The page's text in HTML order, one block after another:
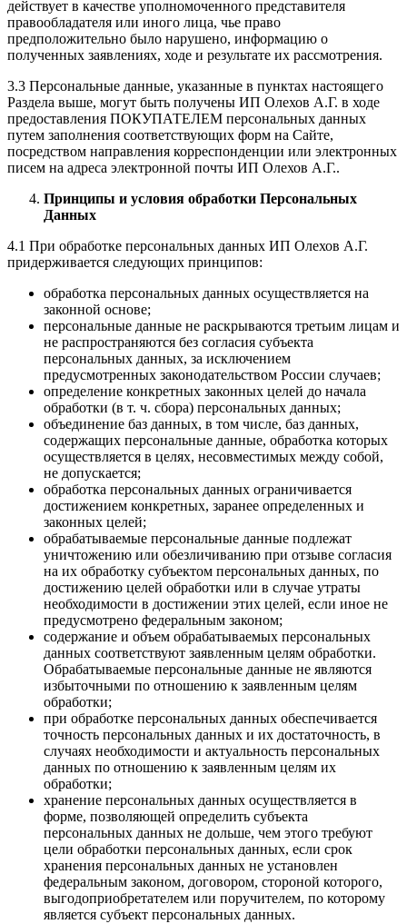
действует в качестве уполномоченного представителя
правообладателя или иного лица, чье право
предположительно было нарушено, информацию о
полученных заявлениях, ходе и результате их рассмотрения.
3.3 Персональные данные, указанные в пунктах настоящего
Раздела выше, могут быть получены ИП Олехов А.Г. в ходе
предоставления ПОКУПАТЕЛЕМ персональных данных
путем заполнения соответствующих форм на Сайте,
посредством направления корреспонденции или электронных
писем на адреса электронной почты ИП Олехов А.Г..
Принципы и условия обработки Персональных
Данных
4.1 При обработке персональных данных ИП Олехов А.Г.
придерживается следующих принципов:
обработка персональных данных осуществляется на
законной основе;
персональные данные не раскрываются третьим лицам и
не распространяются без согласия субъекта
персональных данных, за исключением
предусмотренных законодательством России случаев;
определение конкретных законных целей до начала
обработки (в т. ч. сбора) персональных данных;
объединение баз данных, в том числе, баз данных,
содержащих персональные данные, обработка которых
осуществляется в целях, несовместимых между собой,
не допускается;
обработка персональных данных ограничивается
достижением конкретных, заранее определенных и
законных целей;
обрабатываемые персональные данные подлежат
уничтожению или обезличиванию при отзыве согласия
на их обработку субъектом персональных данных, по
достижению целей обработки или в случае утраты
необходимости в достижении этих целей, если иное не
предусмотрено федеральным законом;
содержание и объем обрабатываемых персональных
данных соответствуют заявленным целям обработки.
Обрабатываемые персональные данные не являются
избыточными по отношению к заявленным целям
обработки;
при обработке персональных данных обеспечивается
точность персональных данных и их достаточность, в
случаях необходимости и актуальность персональных
данных по отношению к заявленным целям их
обработки;
хранение персональных данных осуществляется в
форме, позволяющей определить субъекта
персональных данных не дольше, чем этого требуют
цели обработки персональных данных, если срок
хранения персональных данных не установлен
федеральным законом, договором, стороной которого,
выгодоприобретателем или поручителем, по которому
является субъект персональных данных.